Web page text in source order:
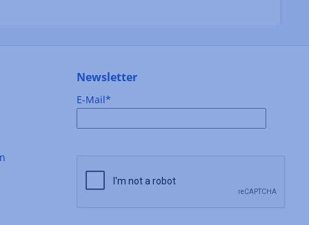
Newsletter
E-Mail*